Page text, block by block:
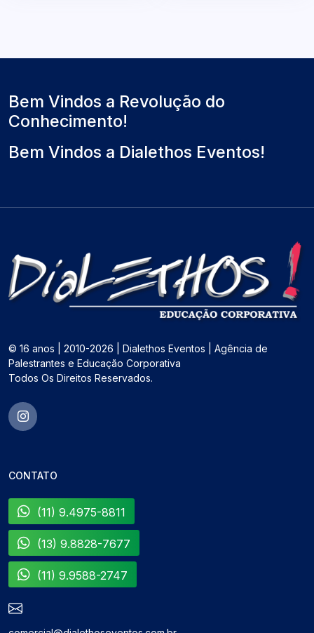
Bem Vindos a Revolução do
Conhecimento!
Bem Vindos a Dialethos Eventos!
© 16 anos | 2010-2026 | Dialethos Eventos | Agência de
Palestrantes e Educação Corporativa
Todos Os Direitos Reservados.
CONTATO
(11) 9.4975-8811
(13) 9.8828-7677
(11) 9.9588-2747